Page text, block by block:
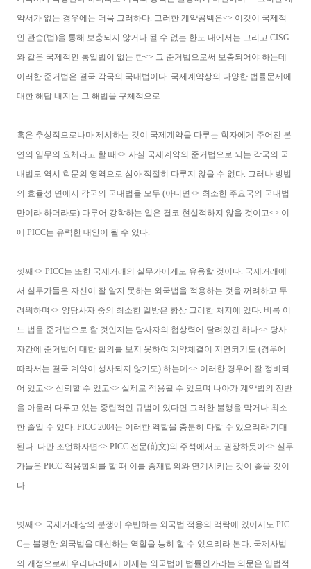
약서가 없는 경우에는 더욱 그러하다. 그러한 계약공백은<> 이것이 국제적
인 관습(법)을 통해 보충되지 않거나 될 수 없는 한도 내에서는 그리고 CISG
와 같은 국제적인 통일법이 없는 한<> 그 준거법으로써 보충되어야 하는데
이러한 준거법은 결국 각국의 국내법이다. 국제계약상의 다양한 법률문제에
대한 해답 내지는 그 해법을 구체적으로
혹은 추상적으로나마 제시하는 것이 국제계약을 다루는 학자에게 주어진 본
연의 임무의 요체라고 할 때<> 사실 국제계약의 준거법으로 되는 각국의 국
내법도 역시 학문의 영역으로 삼아 적절히 다루지 않을 수 없다. 그러나 방법
의 효율성 면에서 각국의 국내법을 모두 (아니면<> 최소한 주요국의 국내법
만이라 하더라도) 다루어 강학하는 일은 결코 현실적하지 않을 것이고<> 이
에 PICC는 유력한 대안이 될 수 있다.
셋째<> PICC는 또한 국제거래의 실무가에게도 유용할 것이다. 국제거래에
서 실무가들은 자신이 잘 알지 못하는 외국법을 적용하는 것을 꺼려하고 두
려워하며<> 양당사자 중의 최소한 일방은 항상 그러한 처지에 있다. 비록 어
느 법을 준거법으로 할 것인지는 당사자의 협상력에 달려있긴 하나<> 당사
자간에 준거법에 대한 합의를 보지 못하여 계약체결이 지연되기도 (경우에
따라서는 결국 계약이 성사되지 않기도) 하는데<> 이러한 경우에 잘 정비되
어 있고<> 신뢰할 수 있고<> 실제로 적용될 수 있으며 나아가 계약법의 전반
을 아울러 다루고 있는 중립적인 규범이 있다면 그러한 불행을 막거나 최소
한 줄일 수 있다. PICC 2004는 이러한 역할을 충분히 다할 수 있으리라 기대
된다. 다만 조언하자면<> PICC 전문(前文)의 주석에서도 권장하듯이<> 실무
가들은 PICC 적용합의를 할 때 이를 중재합의와 연계시키는 것이 좋을 것이
다.
넷째<> 국제거래상의 분쟁에 수반하는 외국법 적용의 맥락에 있어서도 PIC
C는 불명한 외국법을 대신하는 역할을 능히 할 수 있으리라 본다. 국제사법
의 개정으로써 우리나라에서 이제는 외국법이 법률인가라는 의문은 입법적